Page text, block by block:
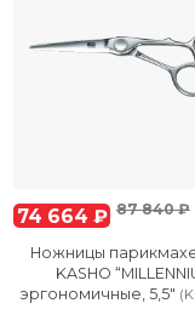
74 664 ₽ 87 840 ₽
Ножницы
KASHO
эргономичные, 5,5″